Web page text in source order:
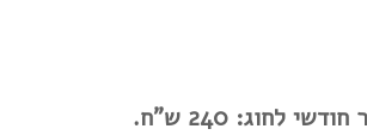
לחוג: 240 ש"ח.